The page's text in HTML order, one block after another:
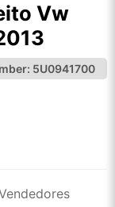
Vw
5U0941700